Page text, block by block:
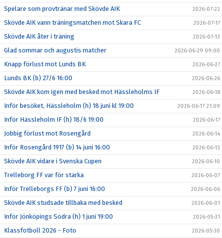
Spelare som provtränar med Skövde AIK 2026-07-22
Skövde AIK vann träningsmatchen mot Skara FC 2026-07-17
Skövde AIK åter i träning 2026-07-13
Glad sommar och augustis matcher 2026-06-29 09:00
Knapp förlust mot Lunds BK 2026-06-27
Lunds BK (b) 27/6 16:00 2026-06-26
Skövde AIK kom igen med besked mot Hässleholms IF 2026-06-18
Inför besöket, Hässleholm (h) 18 juni kl 19:00 2026-06-17 21:09
Inför Hässleholm IF (h) 18/6 19:00 2026-06-17
Jobbig förlust mot Rosengård 2026-06-14
Inför Rosengård 1917 (b) 14 juni 16:00 2026-06-13
Skövde AIK vidare i Svenska Cupen 2026-06-10
Trelleborg FF var för starka 2026-06-07
Inför Trelleborgs FF (b) 7 juni 16:00 2026-06-06
Skövde AIK studsade tillbaka med besked 2026-06-01
Inför Jönköpings Södra (h) 1 juni 19:00 2026-05-31
Klassfotboll 2026 - Foto 2026-05-30